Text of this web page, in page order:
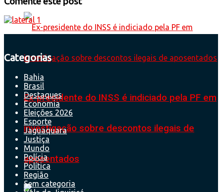
Ex-presidente do INSS é indiciado pela PF em
investigação sobre descontos ilegais de
aposentados
Categorias
Bahia
Brasil
Destaques
Economia
Eleições 2026
Esporte
Jaguaquara
Justiça
Mundo
Polícia
Política
Região
Sem categoria